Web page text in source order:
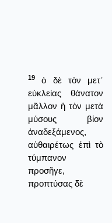
19
ὁ δὲ τὸν μετ᾿
εὐκλείας θάνατον
μᾶλλον ἢ τὸν μετὰ
μύσους βίον
ἀναδεξάμενος,
αὐθαιρέτως ἐπὶ τὸ
τύμπανον
προσῆγε,
προπτύσας δὲ